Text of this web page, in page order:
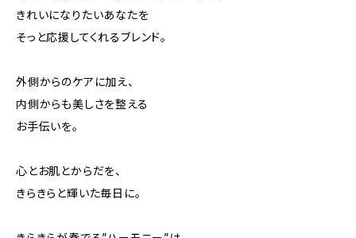
きれいになりたいあなたを
そっと応援してくれるブレンド。
外側からのケアに加え、
内側からも美しさを整える
お手伝いを。
心とお肌とからだを、
きらきらと輝いた毎日に。